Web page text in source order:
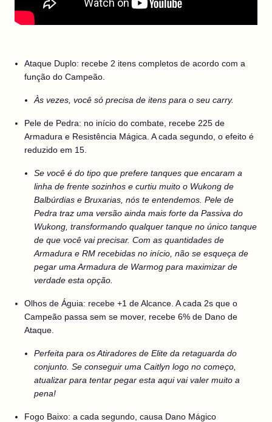
Ataque Duplo: recebe 2 itens completos de acordo com a
função do Campeão.
Às vezes, você só precisa de itens para o seu carry.
Pele de Pedra: no início do combate, recebe 225 de
Armadura e Resistência Mágica. A cada segundo, o efeito é
reduzido em 15.
Se você é do tipo que prefere tanques que encaram a
linha de frente sozinhos e curtiu muito o Wukong de
Balbúrdias e Bruxarias, nós te entendemos. Pele de
Pedra traz uma versão ainda mais forte da Passiva do
Wukong, transformando qualquer tanque no único tanque
de que você vai precisar. Com as quantidades de
Armadura e RM recebidas no início, não se esqueça de
pegar uma Armadura de Warmog para maximizar de
verdade esta opção.
Olhos de Águia: recebe +1 de Alcance. A cada 2s que o
Campeão passa sem se mover, recebe 6% de Dano de
Ataque.
Perfeita para os Atiradores de Elite da retaguarda do
conjunto. Se conseguir uma Caitlyn logo no começo,
atualizar para tentar pegar esta aqui vai valer muito a
pena!
Fogo Baixo: a cada segundo, causa Dano Mágico